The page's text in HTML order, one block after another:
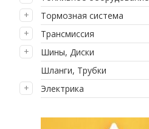
Тормозная система
Трансмиссия
Шины, Диски
Шланги, Трубки
Электрика